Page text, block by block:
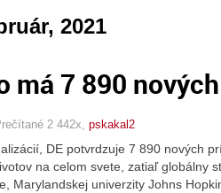
2021
má 7 890
2 442x, pskakal2
DE potvrdzuje 7 890 nových
na celom svete, zatiaľ globálny
Marylandskej univerzity Johns